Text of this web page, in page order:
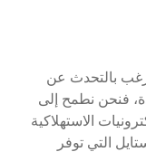
بالتحدث عن
فنحن نطمح إلى
الاستهلاكية
التي توفر